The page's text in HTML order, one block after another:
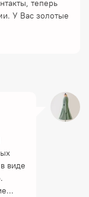
теперь
У Вас золотые
виде